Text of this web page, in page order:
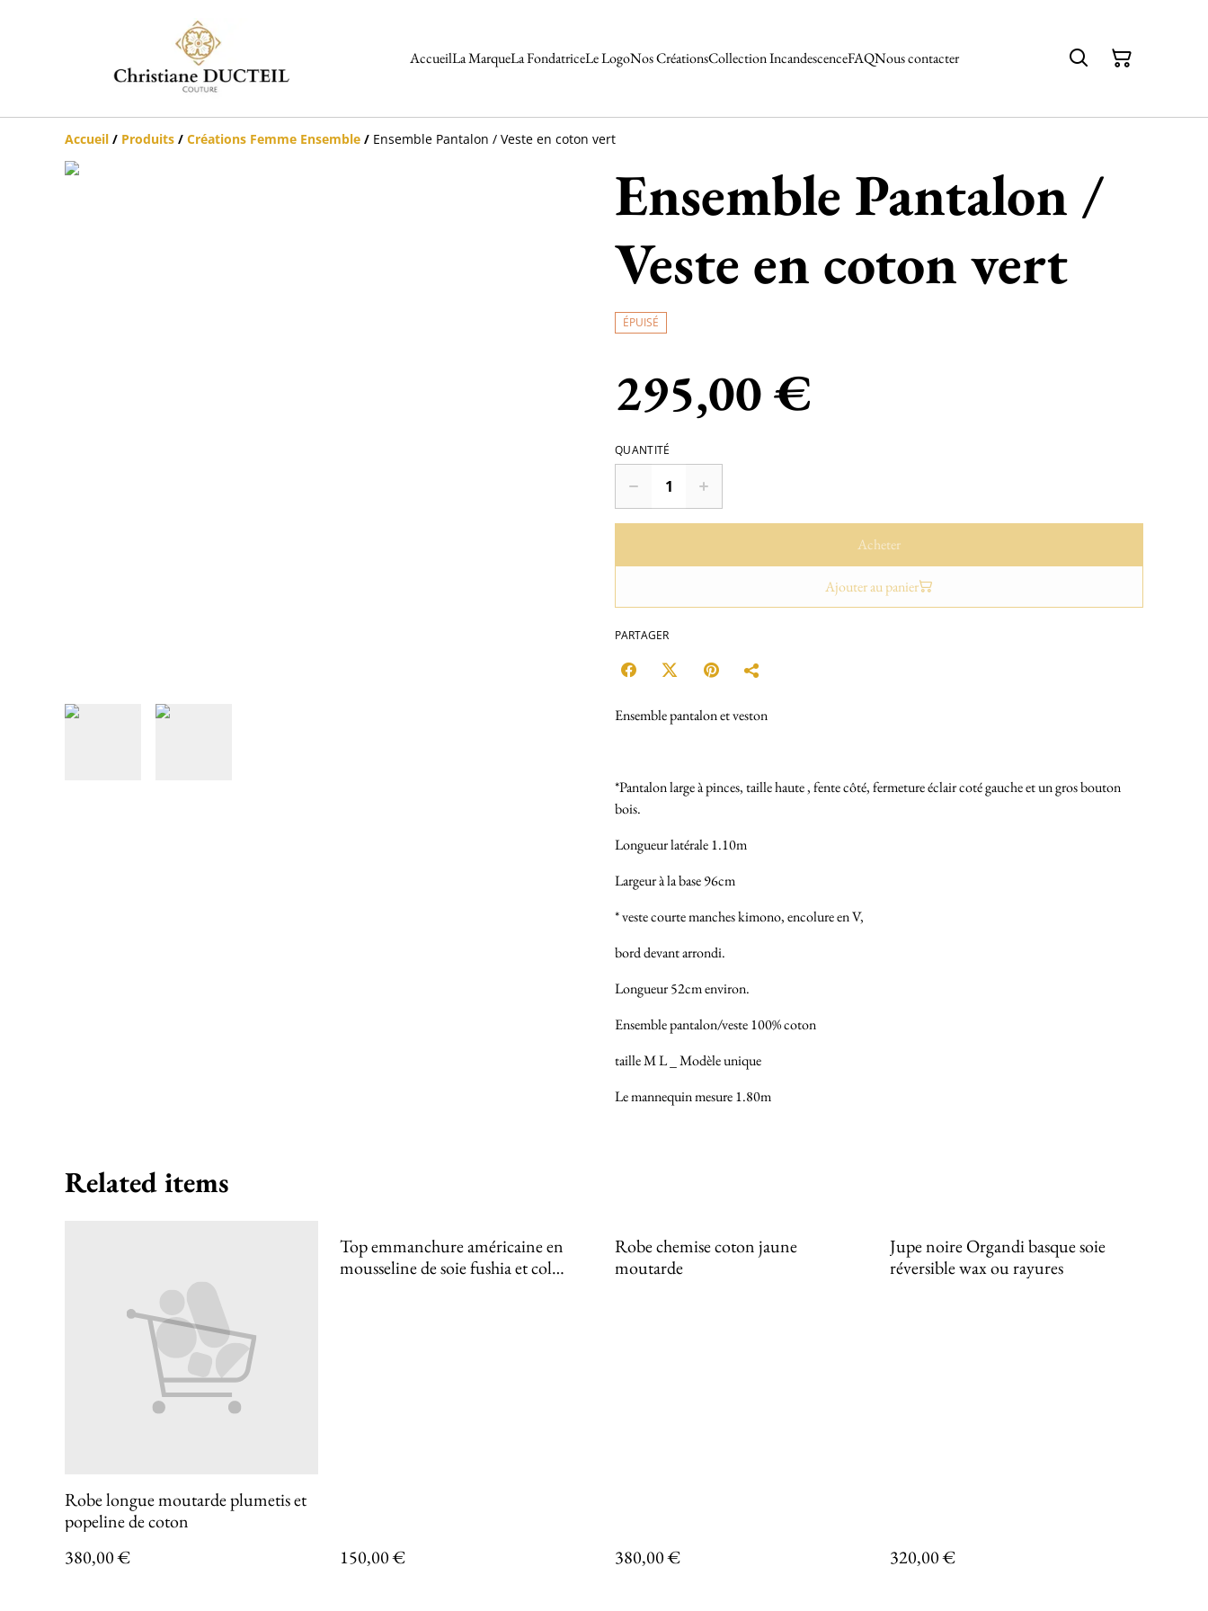
AccueilLa MarqueLa FondatriceLe LogoNos CréationsCollection IncandescenceFAQNous contacter
Accueil / Produits / Créations Femme Ensemble / Ensemble Pantalon / Veste en coton vert
Ensemble Pantalon /
Veste en coton vert
ÉPUISÉ
295,00 €
QUANTITÉ
Acheter
Ajouter au panier
PARTAGER
Ensemble pantalon et veston
*Pantalon large à pinces, taille haute , fente côté, fermeture éclair coté gauche et un gros bouton
bois.
Longueur latérale 1.10m
Largeur à la base 96cm
* veste courte manches kimono, encolure en V,
bord devant arrondi.
Longueur 52cm environ.
Ensemble pantalon/veste 100% coton
taille M L _ Modèle unique
Le mannequin mesure 1.80m
Related items
Robe longue moutarde plumetis et
popeline de coton
380,00 €
Top emmanchure américaine en
mousseline de soie fushia et col
150,00 €
Robe chemise coton jaune
moutarde
380,00 €
Jupe noire Organdi basque soie
réversible wax ou rayures
320,00 €